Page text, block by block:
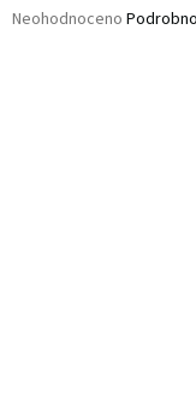
Průměrné
Neohodnoceno